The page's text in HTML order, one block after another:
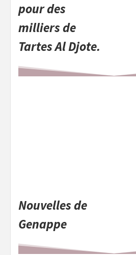
pour des
milliers de
Tartes Al Djote.
Nouvelles de
Genappe